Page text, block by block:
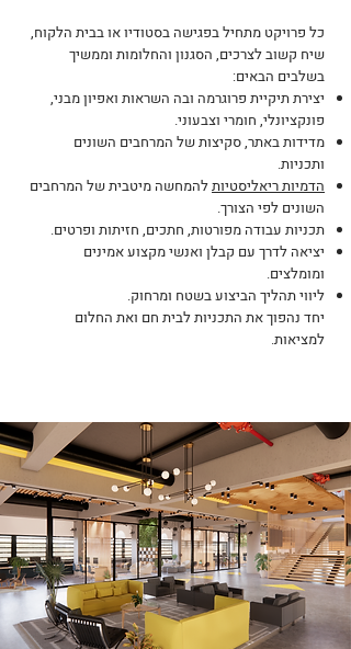
כל פרויקט מתחיל בפגישה בסטודיו או בבית הלקוח,
שיח קשוב לצרכים, הסגנון והחלומות וממשיך
בשלבים הבאים:
יצירת תיקיית פרוגרמה ובה השראות ואפיון מבני,
פונקציונלי, חומרי וצבעוני.
מדידות באתר, סקיצות של המרחבים השונים
ותכניות.
הדמיות ריאליסטיותלהמחשה מיטבית של המרחבים
השונים לפי הצורך.
תכניות עבודה מפורטות, חתכים, חזיתות ופרטים.
יציאה לדרך עם קבלן ואנשי מקצוע אמינים
ומומלצים.
ליווי תהליך הביצוע בשטח ומרחוק.
יחד נהפוך את התכניות לבית חם ואת החלום
למציאות.